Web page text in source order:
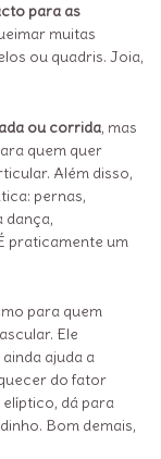
para as
muitas
ou quadris. Joia,
ou corrida, mas
quem quer
Além disso,
pernas,
dança,
praticamente um
para quem
Ele
ajuda a
do fator
dá para
Bom demais,